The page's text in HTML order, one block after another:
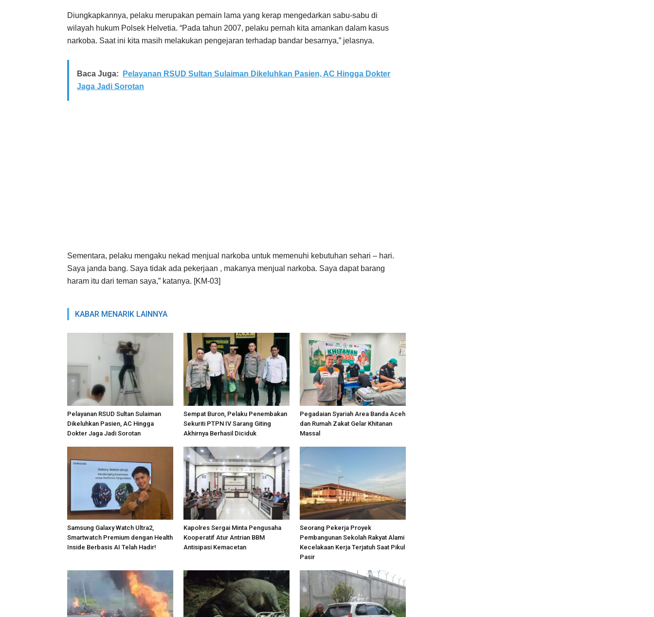
Diungkapkannya, pelaku merupakan pemain lama yang kerap mengedarkan sabu-sabu di
wilayah hukum Polsek Helvetia. “Pada tahun 2007, pelaku pernah kita amankan dalam kasus
narkoba. Saat ini kita masih melakukan pengejaran terhadap bandar besarnya,” jelasnya.
Baca Juga:
Pelayanan RSUD Sultan Sulaiman Dikeluhkan Pasien, AC Hingga Dokter
Jaga Jadi Sorotan
Sementara, pelaku mengaku nekad menjual narkoba untuk memenuhi kebutuhan sehari – hari.
Saya janda bang. Saya tidak ada pekerjaan , makanya menjual narkoba. Saya dapat barang
haram itu dari teman saya,” katanya. [KM-03]
KABAR MENARIK LAINNYA
Pelayanan RSUD Sultan Sulaiman
Dikeluhkan Pasien, AC Hingga
Dokter Jaga Jadi Sorotan
Sempat Buron, Pelaku Penembakan
Sekuriti PTPN IV Sarang Giting
Akhirnya Berhasil Diciduk
Pegadaian Syariah Area Banda Aceh
dan Rumah Zakat Gelar Khitanan
Massal
Samsung Galaxy Watch Ultra2,
Smartwatch Premium dengan Health
Inside Berbasis AI Telah Hadir!
Kapolres Sergai Minta Pengusaha
Kooperatif Atur Antrian BBM
Antisipasi Kemacetan
Seorang Pekerja Proyek
Pembangunan Sekolah Rakyat Alami
Kecelakaan Kerja Terjatuh Saat Pikul
Pasir